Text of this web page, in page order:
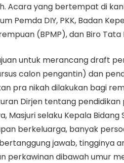
Acara yang bertempat di
Pemda DIY, PKK, Badan
(BPMP), dan Biro
untuk merancang draft
calon pengantin) dan
pra nikah dilakukan bagi
Dirjen tentang pendidikan
Masjuri selaku Kepala
berkeluarga, banyak
jawab, tingginya
perkawinan dibawah umur